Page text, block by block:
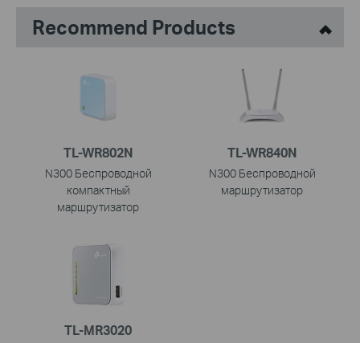
Recommend Products
TL-WR802N
N300 Беспроводной
компактный
маршрутизатор
TL-WR840N
N300 Беспроводной
маршрутизатор
TL-MR3020